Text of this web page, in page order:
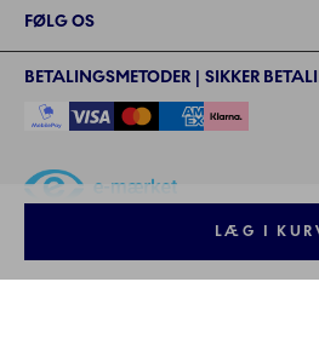
LÆG I
FØLG OS
BETALINGSMETODER | SIKKER
©2024 ROYAL COPENHAGEN - -
©2024 ROYAL COPENHAGEN - Fiskars
57 35 72